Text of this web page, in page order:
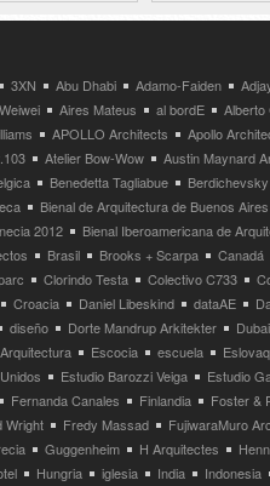
3XN Abu Dhabi Adamo-Faiden
Aires Mateus al bordE
Alberto
APOLLO Architects
Apollo
Atelier Bow-Wow
Austin Maynard
Benedetta Tagliabue
Bienal de Arquitectura de Buenos Aires
2012
Bienal Iberoamericana de
Brasil Brooks + Scarpa
Canadá
Clorindo Testa Colectivo C733
Croacia Daniel Libeskind dataAE
diseño Dorte Mandrup Arkitekter
Dubai
Escocia escuela
Estudio Barozzi Veiga
Estudio
Fernanda Canales Finlandia
Foster &
Wright Fredy Massad
FujiwaraMuro
Guggenheim H Arquitectes
Hungria iglesia India
Indonesia